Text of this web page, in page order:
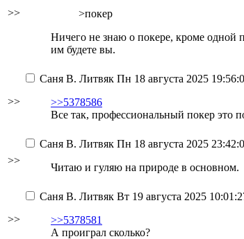
>>
>покер
Ничего не знаю о покере, кроме одной
им будете вы.
>>
Саня В. Литвяк Пн 18 августа 2025
>>5378586
Все так, профессиональный покер это
>>
Саня В. Литвяк Пн 18 августа 2025
Читаю и гуляю на природе в основном.
>>
Саня В. Литвяк Вт 19 августа 2025
>>5378581
А проиграл сколько?